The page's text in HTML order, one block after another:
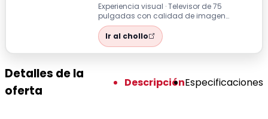
Experiencia visual · Televisor de 75
pulgadas con calidad de imagen
excepcional Tecnología avanzada para
una experien...
Ir al chollo
Detalles de la
oferta
DescripciónEspecificaciones